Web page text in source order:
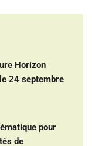
Horizon
24 septembre
pour
de